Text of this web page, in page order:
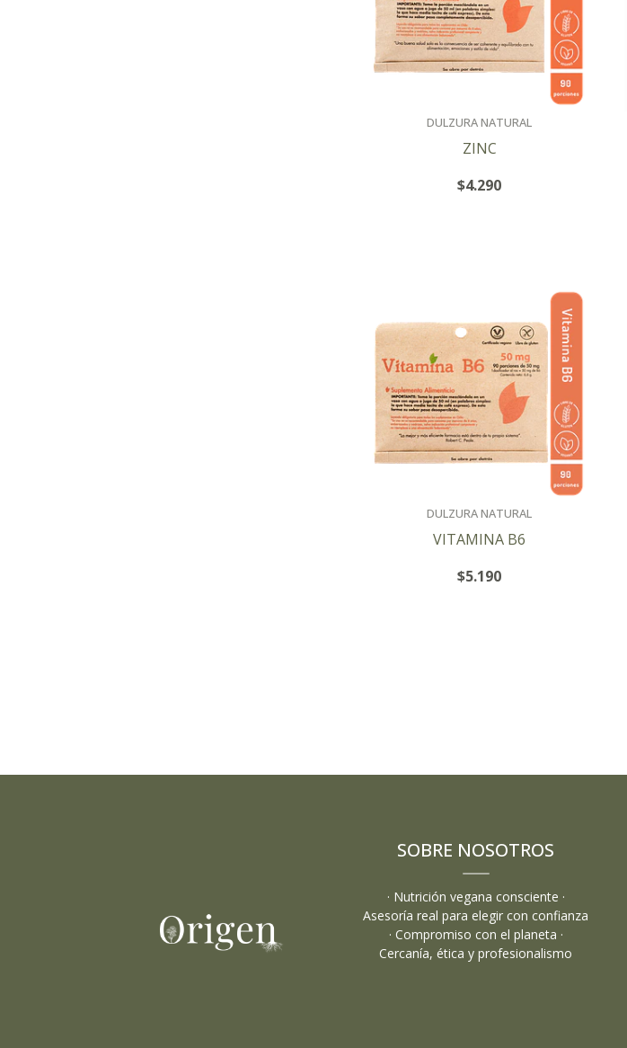
DULZURA NATURAL
ZINC
$4.290
DULZURA NATURAL
VITAMINA B6
$5.190
SOBRE NOSOTROS
· Nutrición vegana consciente ·
Asesoría real para elegir con confianza
· Compromiso con el planeta ·
Cercanía, ética y profesionalismo